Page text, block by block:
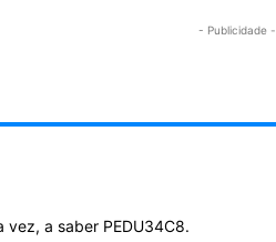
- Publicidade -
a saber PEDU34C8.